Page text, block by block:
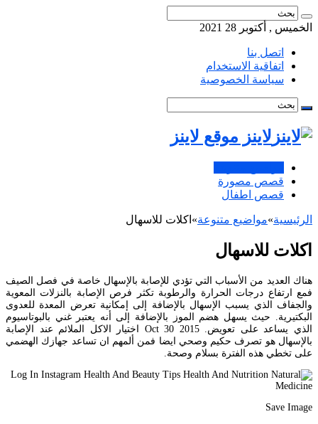
الخميس , أكتوبر 28 2021
اتصل بنا
اتفاقية الاستخدام
سياسة الخصوصية
لاينز موقع لاينز
قصص مصورة
قصص اطفال
الرئيسية»مواضيع متنوعة» اكلات للاسهال
اكلات للاسهال
هناك العديد من الأسباب التي تؤدي للإصابة بالإسهال خاصة في فصل الصيف
فمع ارتفاع درجات الحرارة والرطوبة تكثر فرص الإصابة بالنزلات المعوية
والجفاف الذي يسبب الإسهال بالإضافة إلى إمكانية تعرض المعدة للعدوى
البكتيرية. حيث يسهل هضم الموز بالإضافة إلى أنه يعتبر غني بالبوتاسيوم
الذي يساعد على تعويض. Oct 30 2015 اختيار الاكل الملائم عند الإصابة
بالإسهال هو تصرف حكيم وصحي ايضا فمن ألمهم ان تساعد جهازك الهضمي
على تخطي هذه الفترة بسلام وصحة.
Save Image